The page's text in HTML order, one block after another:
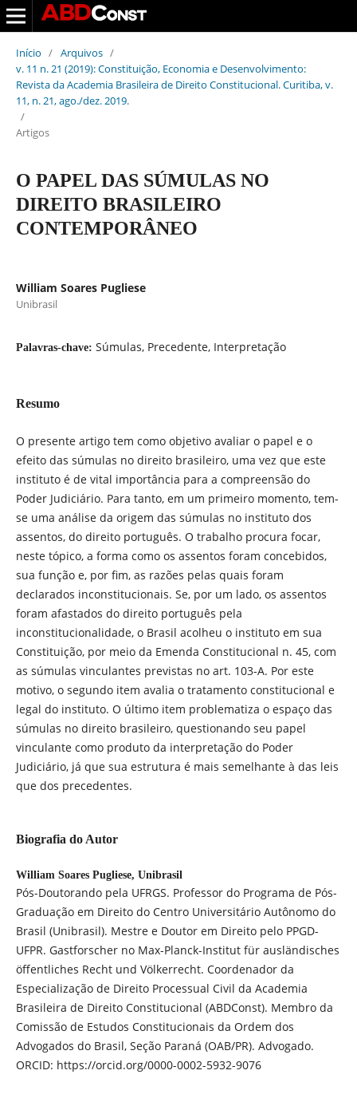
Início / Arquivos /
v. 11 n. 21 (2019): Constituição, Economia e Desenvolvimento:
Revista da Academia Brasileira de Direito Constitucional. Curitiba, v.
11, n. 21, ago./dez. 2019.
/
Artigos
O PAPEL DAS SÚMULAS NO
DIREITO BRASILEIRO
CONTEMPORÂNEO
William Soares Pugliese
Unibrasil
Palavras-chave: Súmulas, Precedente, Interpretação
Resumo
O presente artigo tem como objetivo avaliar o papel e o
efeito das súmulas no direito brasileiro, uma vez que este
instituto é de vital importância para a compreensão do
Poder Judiciário. Para tanto, em um primeiro momento, tem-
se uma análise da origem das súmulas no instituto dos
assentos, do direito português. O trabalho procura focar,
neste tópico, a forma como os assentos foram concebidos,
sua função e, por fim, as razões pelas quais foram
declarados inconstitucionais. Se, por um lado, os assentos
foram afastados do direito português pela
inconstitucionalidade, o Brasil acolheu o instituto em sua
Constituição, por meio da Emenda Constitucional n. 45, com
as súmulas vinculantes previstas no art. 103-A. Por este
motivo, o segundo item avalia o tratamento constitucional e
legal do instituto. O último item problematiza o espaço das
súmulas no direito brasileiro, questionando seu papel
vinculante como produto da interpretação do Poder
Judiciário, já que sua estrutura é mais semelhante à das leis
que dos precedentes.
Biografia do Autor
William Soares Pugliese, Unibrasil
Pós-Doutorando pela UFRGS. Professor do Programa de Pós-
Graduação em Direito do Centro Universitário Autônomo do
Brasil (Unibrasil). Mestre e Doutor em Direito pelo PPGD-
UFPR. Gastforscher no Max-Planck-Institut für ausländisches
öffentliches Recht und Völkerrecht. Coordenador da
Especialização de Direito Processual Civil da Academia
Brasileira de Direito Constitucional (ABDConst). Membro da
Comissão de Estudos Constitucionais da Ordem dos
Advogados do Brasil, Seção Paraná (OAB/PR). Advogado.
ORCID: https://orcid.org/0000-0002-5932-9076